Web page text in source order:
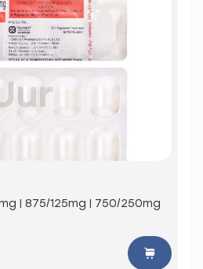
| 875/125mg | 750/250mg